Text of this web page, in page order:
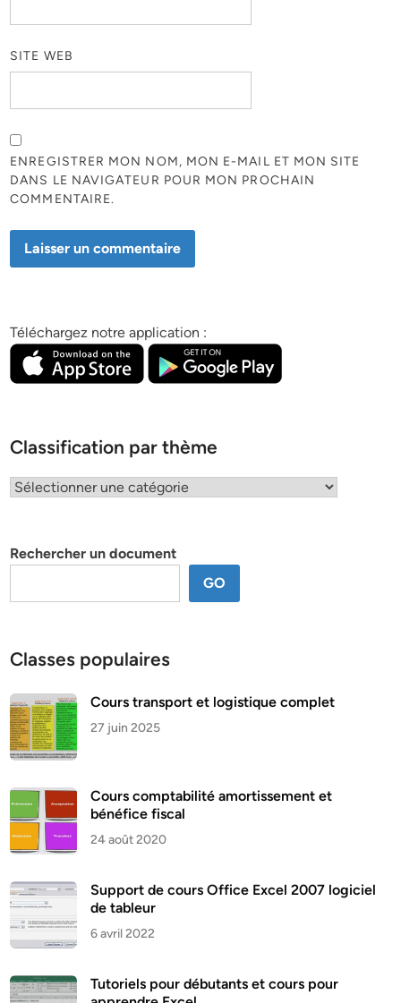
SITE WEB
ENREGISTRER MON NOM, MON E-MAIL ET MON SITE
DANS LE NAVIGATEUR POUR MON PROCHAIN
COMMENTAIRE.
Téléchargez notre application :
Classification par thème
Classification
Rechercher un document
GO
Classes populaires
Cours transport et logistique complet
27 juin 2025
Cours comptabilité amortissement et
bénéfice fiscal
24 août 2020
Support de cours Office Excel 2007 logiciel
de tableur
6 avril 2022
Tutoriels pour débutants et cours pour